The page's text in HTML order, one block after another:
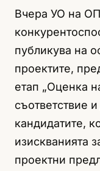
Вчера УО на
публикува на
проектите,
етап „Оценка
съответствие
кандидатите,
изискванията
проектни